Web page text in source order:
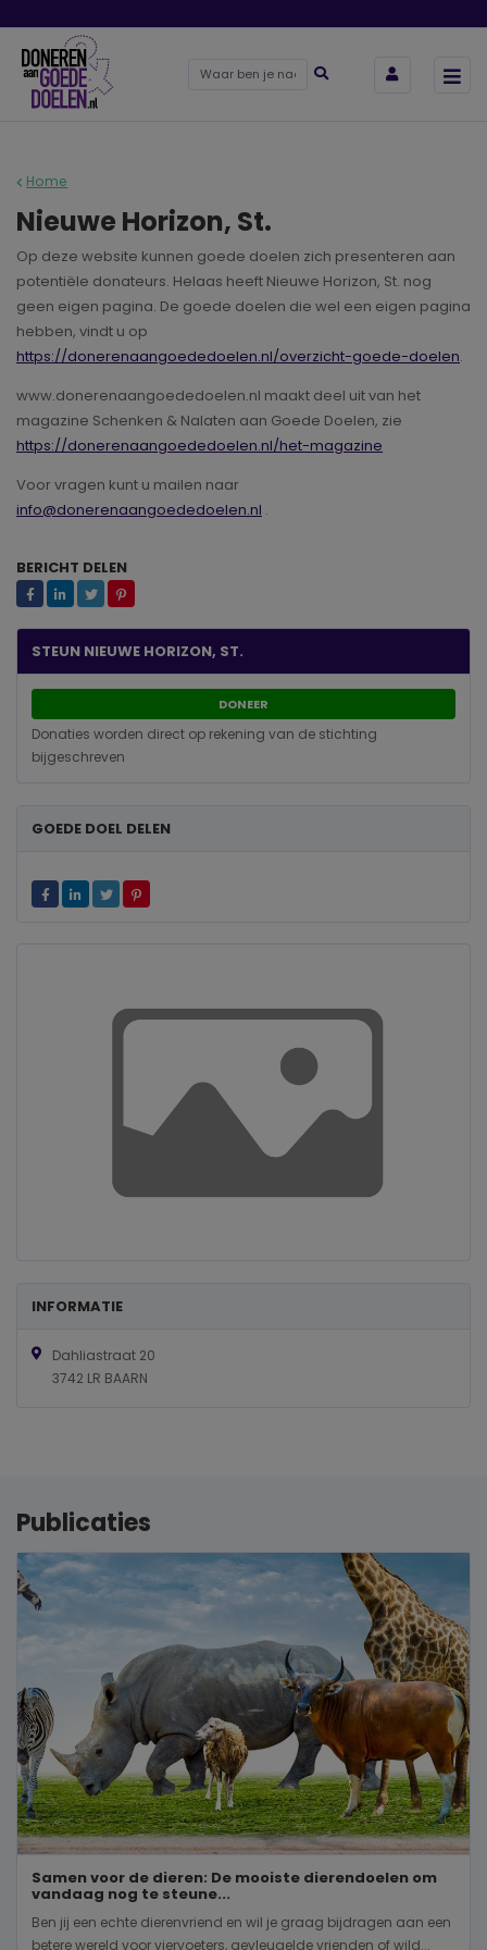
Home
Nieuwe Horizon, St.
Op deze website kunnen goede doelen zich presenteren aan
potentiële donateurs. Helaas heeft Nieuwe Horizon, St. nog
geen eigen pagina. De goede doelen die wel een eigen pagina
hebben, vindt u op
https://donerenaangoededoelen.nl/overzicht-goede-doelen.
www.donerenaangoededoelen.nl maakt deel uit van het
magazine Schenken & Nalaten aan Goede Doelen, zie
https://donerenaangoededoelen.nl/het-magazine
Voor vragen kunt u mailen naar
info@donerenaangoededoelen.nl .
BERICHT DELEN
STEUN NIEUWE HORIZON, ST.
DONEER
Donaties worden direct op rekening van de stichting
bijgeschreven
GOEDE DOEL DELEN
INFORMATIE
Dahliastraat 20
3742 LR BAARN
Publicaties
Samen voor de dieren: De mooiste dierendoelen om
vandaag nog te steune...
Ben jij een echte dierenvriend en wil je graag bijdragen aan een
betere wereld voor viervoeters, gevleugelde vrienden of wild...